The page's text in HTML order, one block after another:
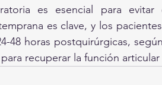
es esencial para evitar
es clave, y los
48 horas postquirúrgicas,
recuperar la función articular